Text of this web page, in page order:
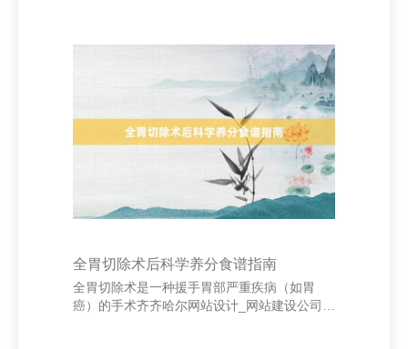
而在于内心的共识与意会。正如莎士比亚所
说：“爱情是盲方向。”它让东谈主欢喜为对方
付出一切，以致忽略现实的收敛。 在《简·
爱》中，夏洛蒂·勃朗特写谈：“我空乏、卑
微、不好意思，但当咱们的灵魂穿过茔苑站在
天主眼前时，咱们是对等的。”这句经典语录体
全胃切除术后科学养分食谱指南
全胃切除术是一种援手胃部严重疾病（如胃
癌）的手术齐齐哈尔网站设计_网站建设公司_